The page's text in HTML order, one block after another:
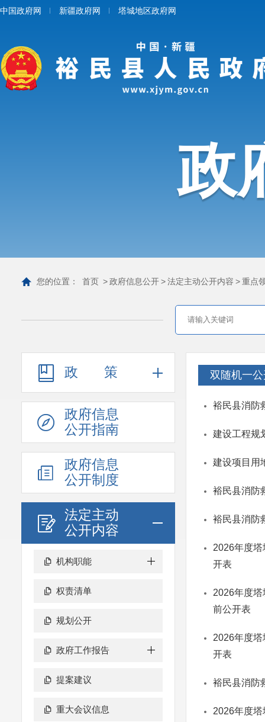
中国政府网 新疆政府网 塔城地区政府网
政
您的位置： 首页 >政府信息公开>法定主动公开内容 >重点
政策
政府信息
公开指南
政府信息
公开制度
法定主动
公开内容
机构职能
权责清单
规划公开
政府工作报告
提案建议
重大会议信息
双随机一
裕民县消防
建设工程规
建设项目用
裕民县消防
裕民县消防
2026年度塔
开表
2026年度塔
前公开表
2026年度塔
开表
裕民县消防
2026年度塔